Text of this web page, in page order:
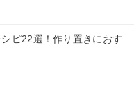
ピ22選！作り置きにおす